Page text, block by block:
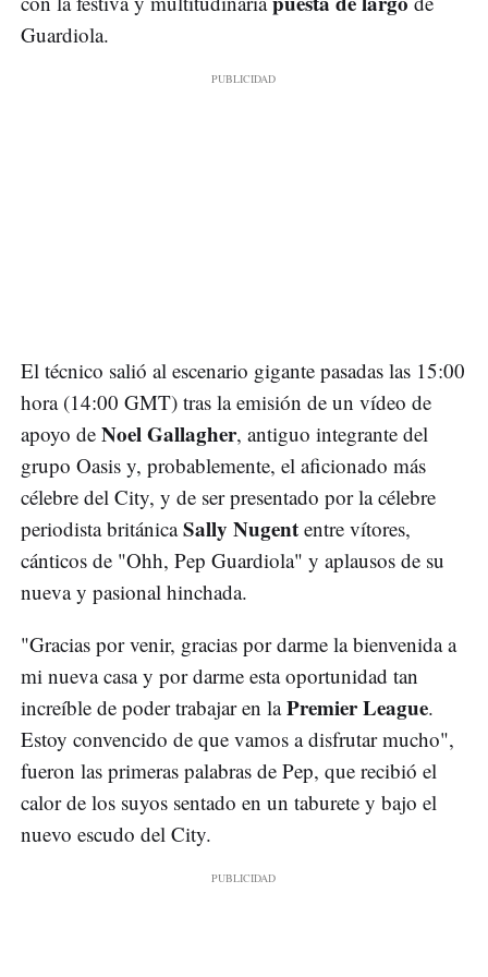
Guardiola.
El técnico salió al escenario gigante pasadas las 15:00
hora (14:00 GMT) tras la emisión de un vídeo de
apoyo de Noel Gallagher, antiguo integrante del
grupo Oasis y, probablemente, el aficionado más
célebre del City, y de ser presentado por la célebre
periodista británicaSally Nugent entre vítores,
cánticos de "Ohh, Pep Guardiola" y aplausos de su
nueva y pasional hinchada.
"Gracias por venir, gracias por darme la bienvenida a
mi nueva casa y por darme esta oportunidad tan
increíble de poder trabajar en laPremier League.
Estoy convencido de que vamos a disfrutar mucho",
fueron las primeras palabras de Pep, que recibió el
calor de los suyos sentado en un taburete y bajo el
nuevo escudo del City.